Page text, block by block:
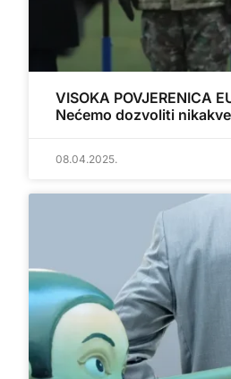
VISOKA POVJERENICA
Nećemo dozvoliti
08.04.2025.